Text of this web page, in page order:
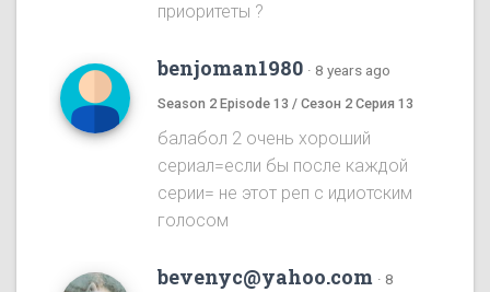
приоритеты ?
benjoman1980 · 8 years ago
Season 2 Episode 13 / Сезон 2 Серия 13
балабол 2 очень хороший
сериал=если бы после каждой
серии= не этот реп с идиотским
голосом
bevenyc@yahoo.com · 8